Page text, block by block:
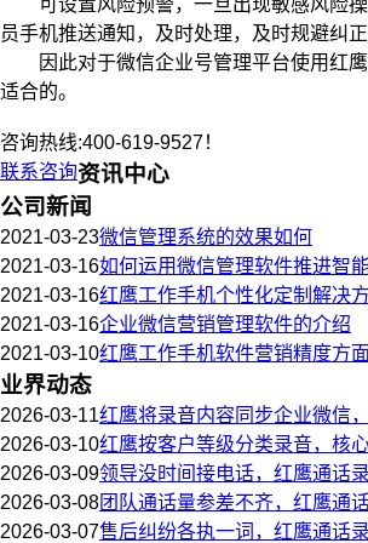
可设置风险预警，一旦出现敏感风险操
员手机推送通知，及时处理，及时规避纠正
因此对于微信企业号管理平台使用红鹰
适合的。
咨询热线:400-619-9527！
联系咨询资讯中心
公司新闻
2021-03-23微信管理系统的效果如何
2021-03-16如何运用微信管理软件推进智
2021-03-16红鹰工作手机个性化定制解决
2021-03-16企业微信营销管理软件的介绍
2021-03-10红鹰工作手机软件营销精度方
业界动态
2026-03-11红鹰将录音内容同步企业微信
2026-03-10红鹰按客户等级分类录音，核
2026-03-09领导没时间接电话，红鹰通话
2026-03-08团队通话量参差不齐，红鹰通
2026-03-07售后纠纷各执一词，红鹰通话